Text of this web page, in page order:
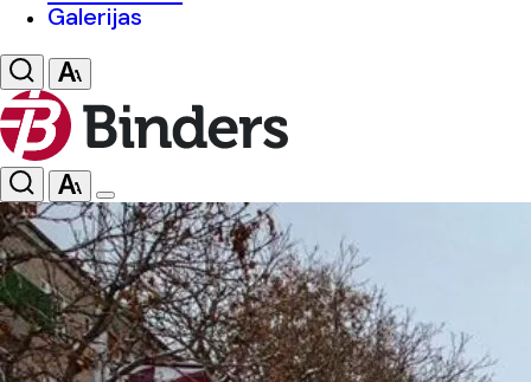
Galerijas